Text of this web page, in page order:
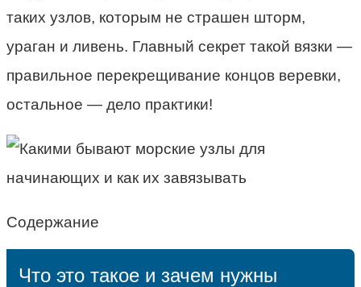
таких узлов, которым не страшен шторм,
ураган и ливень. Главный секрет такой вязки —
правильное перекрещивание концов веревки,
остальное — дело практики!
Содержание
Что это такое и зачем нужны